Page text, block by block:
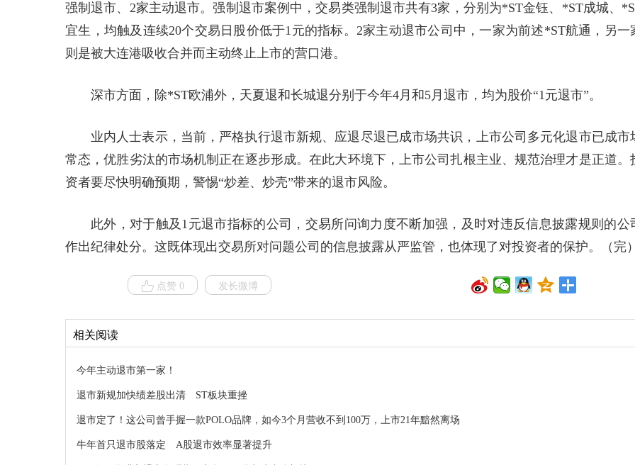
强制退市、2家主动退市。强制退市案例中，交易类强制退市共有3家，分别为*ST金钰、*ST成城、
宜生，均触及连续20个交易日股价低于1元的指标。2家主动退市公司中，一家为前述*ST航通，另一
则是被大连港吸收合并而主动终止上市的营口港。
深市方面，除*ST欧浦外，天夏退和长城退分别于今年4月和5月退市，均为股价“1元退市”。
业内人士表示，当前，严格执行退市新规、应退尽退已成市场共识，上市公司多元化退市已成市
常态，优胜劣汰的市场机制正在逐步形成。在此大环境下，上市公司扎根主业、规范治理才是正道。
资者要尽快明确预期，警惕“炒差、炒壳”带来的退市风险。
此外，对于触及1元退市指标的公司，交易所问询力度不断加强，及时对违反信息披露规则的公
作出纪律处分。这既体现出交易所对问题公司的信息披露从严监管，也体现了对投资者的保护。（完）
点赞 0 发长微博
相关阅读
今年主动退市第一家！
退市新规加快绩差股出清 ST板块重挫
退市定了！这公司曾手握一款POLO品牌，如今3个月营收不到100万，上市21年黯然离场
牛年首只退市股落定 A股退市效率显著提升